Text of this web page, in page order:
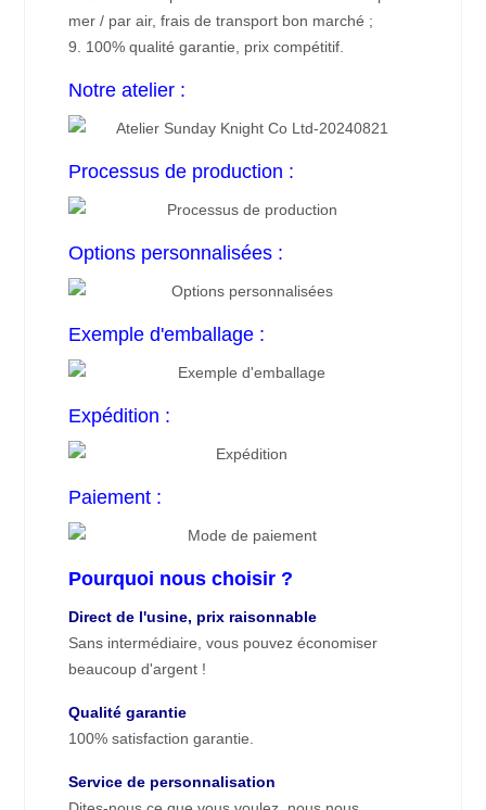
mer / par air, frais de transport bon marché ;
9. 100% qualité garantie, prix compétitif.
Notre atelier :
Processus de production :
Options personnalisées :
Exemple d'emballage :
Expédition :
Paiement :
Pourquoi nous choisir ?
Direct de l'usine, prix raisonnable
Sans intermédiaire, vous pouvez économiser
beaucoup d'argent !
Qualité garantie
100% satisfaction garantie.
Service de personnalisation